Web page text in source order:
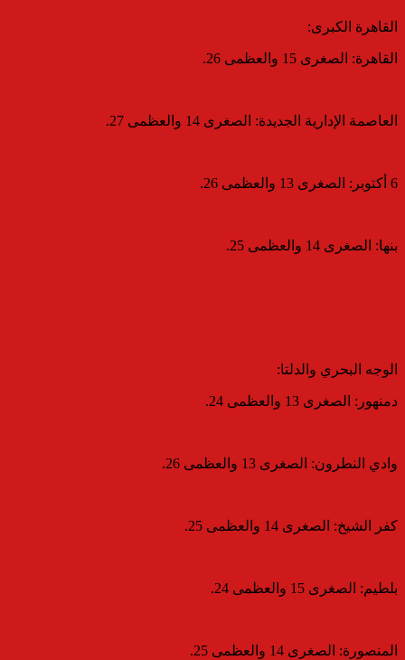
القاهرة الكبرى:
​القاهرة: الصغرى 15 والعظمى 26.
​العاصمة الإدارية الجديدة: الصغرى 14 والعظمى 27.
​6 أكتوبر: الصغرى 13 والعظمى 26.
​بنها: الصغرى 14 والعظمى 25.
​الوجه البحري والدلتا:
​دمنهور: الصغرى 13 والعظمى 24.
​وادي النطرون: الصغرى 13 والعظمى 26.
​كفر الشيخ: الصغرى 14 والعظمى 25.
​بلطيم: الصغرى 15 والعظمى 24.
​المنصورة: الصغرى 14 والعظمى 25.